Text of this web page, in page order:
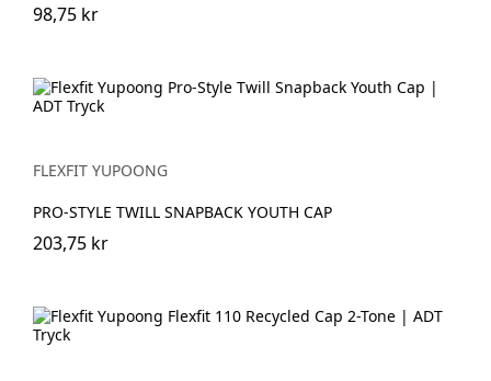
98,75 kr
FLEXFIT YUPOONG
PRO-STYLE TWILL SNAPBACK YOUTH CAP
203,75 kr